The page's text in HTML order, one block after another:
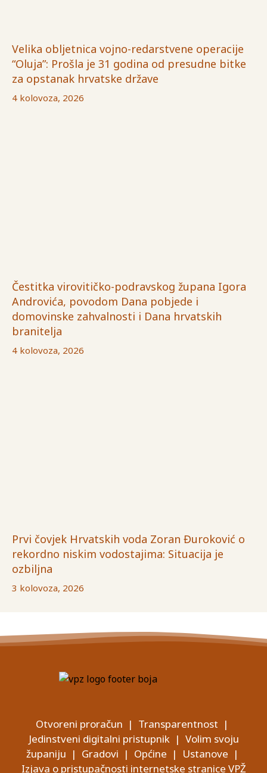
Velika obljetnica vojno-redarstvene operacije
“Oluja”: Prošla je 31 godina od presudne bitke
za opstanak hrvatske države
4 kolovoza, 2026
Čestitka virovitičko-podravskog župana Igora
Androvića, povodom Dana pobjede i
domovinske zahvalnosti i Dana hrvatskih
branitelja
4 kolovoza, 2026
Prvi čovjek Hrvatskih voda Zoran Đuroković o
rekordno niskim vodostajima: Situacija je
ozbiljna
3 kolovoza, 2026
Otvoreni proračun | Transparentnost |
Jedinstveni digitalni pristupnik| Volim svoju
županiju | Gradovi | Općine | Ustanove |
Izjava o pristupačnosti internetske stranice VPŽ